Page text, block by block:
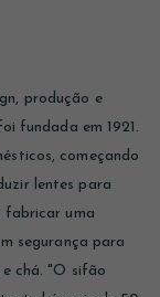
produção e
fundada em 1921.
começando
lentes para
fabricar uma
segurança para
chá. "O sifão